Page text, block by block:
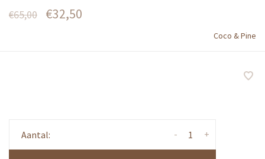
€65,00 €32,50
Coco & Pine
Aantal: +
-